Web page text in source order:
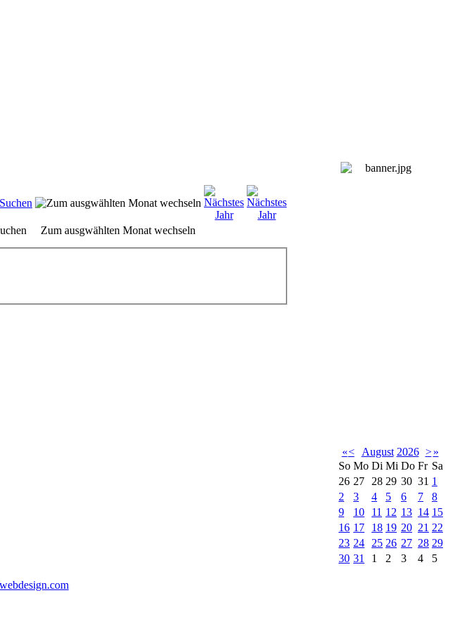
Zum ausgwählten Monat wechseln
«< August 2026 > »
So Mo Di Mi Do Fr Sa
26 27 28 29 30 31 1
2
3 4 5 6 7
8
9
10 11 12 13 14 15
16 17 18 19 20 21 22
23 24 25 26 27 28 29
30 31 1 2 3 4 5